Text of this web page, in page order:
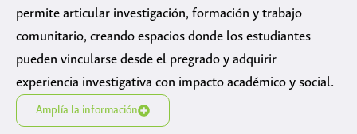
permite articular investigación, formación y trabajo
comunitario, creando espacios donde los estudiantes
pueden vincularse desde el pregrado y adquirir
experiencia investigativa con impacto académico y social.
Amplía la información